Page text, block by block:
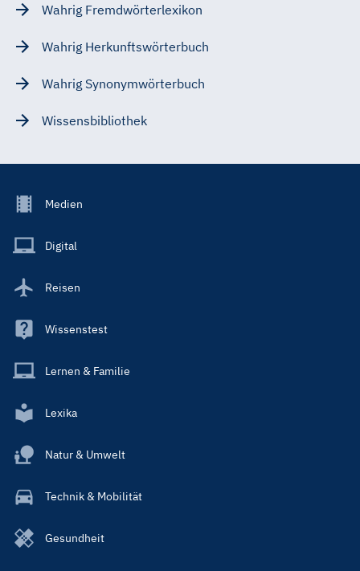
Wahrig Fremdwörterlexikon
Wahrig Herkunftswörterbuch
Wahrig Synonymwörterbuch
Wissensbibliothek
Footer
Main
Medien
Digital
Reisen
Wissenstest
Lernen & Familie
Lexika
Natur & Umwelt
Technik & Mobilität
Gesundheit